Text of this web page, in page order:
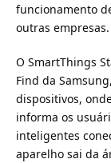
funcionamento
outras empresas.
O SmartThings
Find da Samsung
dispositivos,
informa os
inteligentes
aparelho sai da